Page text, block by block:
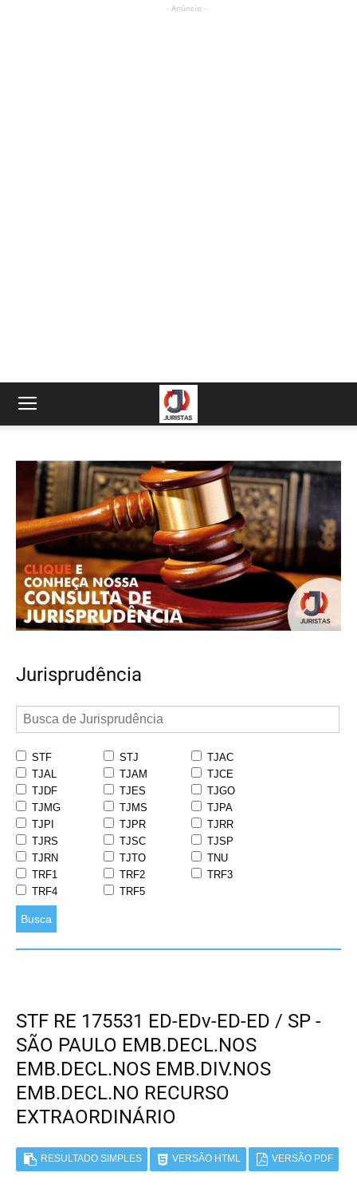
- Anúncio -
Jurisprudência
STF STJ
TJAC
TJAL
TJAM
TJCE
TJDF
TJES
TJGO
TJMG
TJMS
TJPA
TJPI
TJPR
TJRR
TJRS
TJSC
TJSP
TJRN
TJTO
TNU
TRF1
TRF2
TRF3
TRF4
TRF5
Busca
STF RE 175531 ED-EDv-ED-ED / SP -
SÃO PAULO EMB.DECL.NOS
EMB.DECL.NOS EMB.DIV.NOS
EMB.DECL.NO RECURSO
EXTRAORDINÁRIO
RESULTADO SIMPLES VERSÃO HTML VERSÃO PDF